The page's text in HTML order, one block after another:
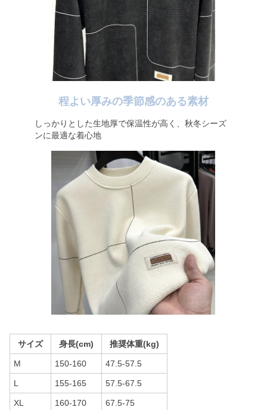
程よい厚みの季節感のある素材
しっかりとした生地厚で保温性が高く、秋冬シーズ
ンに最適な着心地
サイズ 身長(cm) 推奨体重(kg)
M 150-160 47.5-57.5
L 155-165 57.5-67.5
XL 160-170 67.5-75